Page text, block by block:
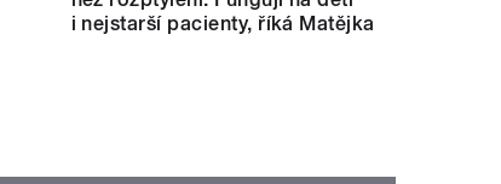
i nejstarší pacienty, říká Matějka